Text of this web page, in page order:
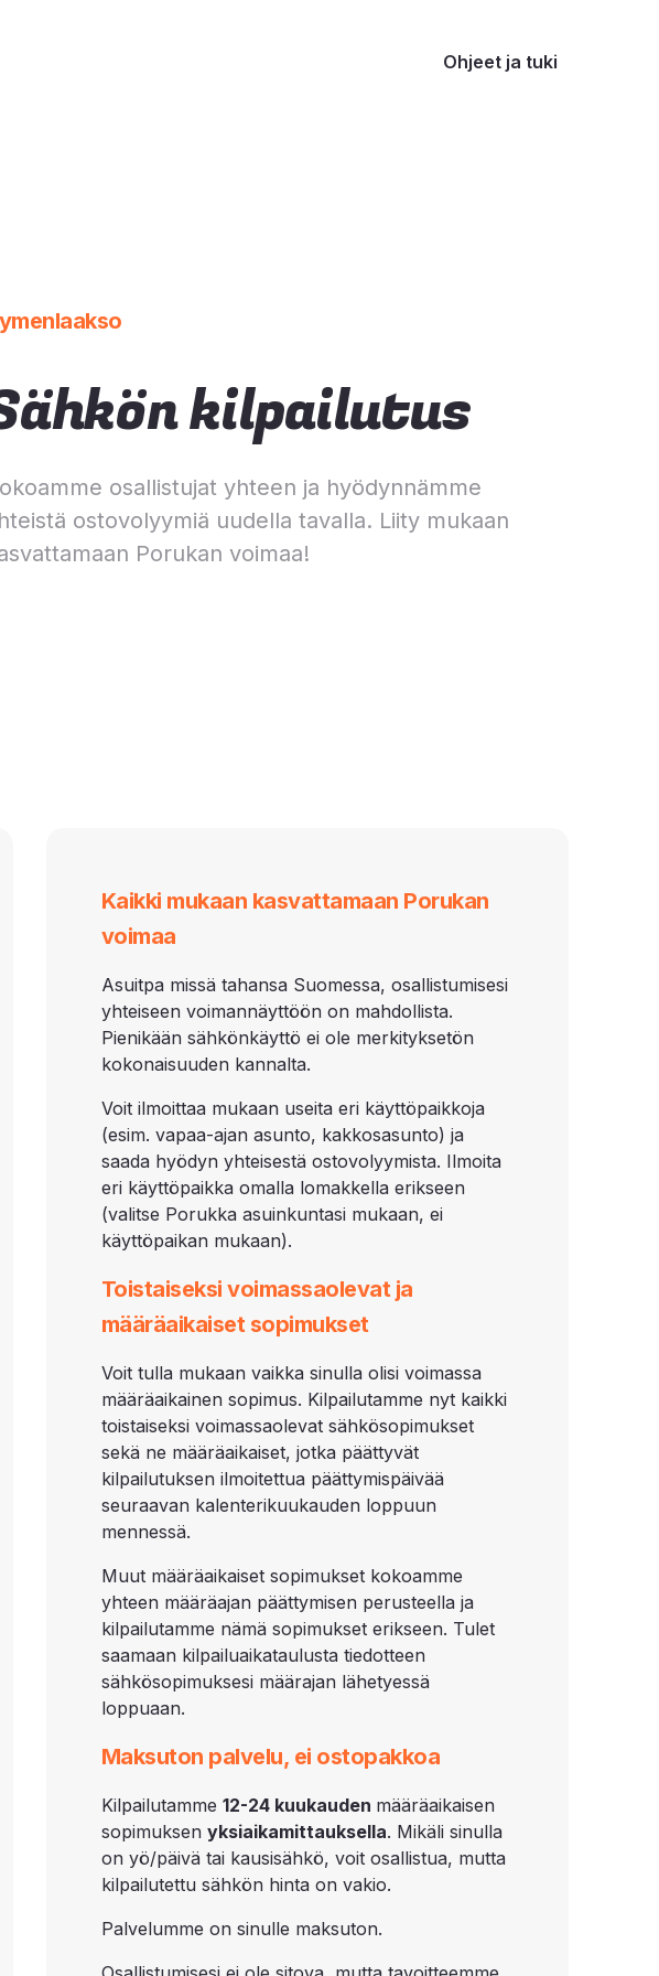
Ohjeet ja tuki
kilpailutus
osallistujat yhteen ja hyödynnämme
ostovolyymiä uudella tavalla. Liity mukaan
Porukan voimaa!
Kaikki mukaan kasvattamaan Porukan
voimaa
Asuitpa missä tahansa Suomessa, osallistumisesi
yhteiseen voimannäyttöön on mahdollista.
Pienikään sähkönkäyttö ei ole merkityksetön
kokonaisuuden kannalta.
Voit ilmoittaa mukaan useita eri käyttöpaikkoja
(esim. vapaa-ajan asunto, kakkosasunto) ja
saada hyödyn yhteisestä ostovolyymista. Ilmoita
eri käyttöpaikka omalla lomakkella erikseen
(valitse Porukka asuinkuntasi mukaan, ei
käyttöpaikan mukaan).
Toistaiseksi voimassaolevat ja
määräaikaiset sopimukset
Voit tulla mukaan vaikka sinulla olisi voimassa
määräaikainen sopimus. Kilpailutamme nyt kaikki
toistaiseksi voimassaolevat sähkösopimukset
sekä ne määräaikaiset, jotka päättyvät
kilpailutuksen ilmoitettua päättymispäivää
seuraavan kalenterikuukauden loppuun
mennessä.
Muut määräaikaiset sopimukset kokoamme
yhteen määräajan päättymisen perusteella ja
kilpailutamme nämä sopimukset erikseen. Tulet
saamaan kilpailuaikataulusta tiedotteen
sähkösopimuksesi määrajan lähetyessä
loppuaan.
Maksuton palvelu, ei ostopakkoa
Kilpailutamme 12-24 kuukauden määräaikaisen
sopimuksen yksiaikamittauksella. Mikäli sinulla
on yö/päivä tai kausisähkö, voit osallistua, mutta
kilpailutettu sähkön hinta on vakio.
Palvelumme on sinulle maksuton.